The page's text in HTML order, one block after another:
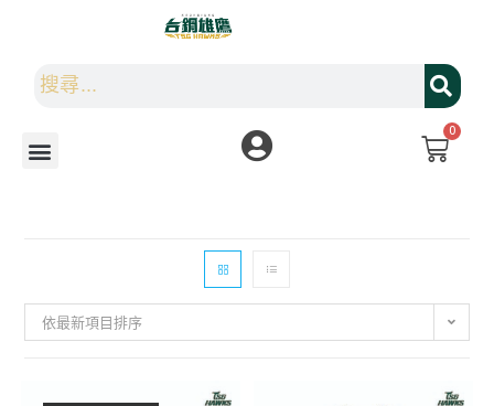
0
依最新項目排序